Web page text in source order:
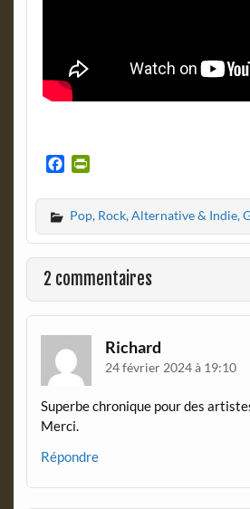
c
e
b
o
o
k
i
n
t
F
r
i
Pop, Rock, Alternative & Indie,
2 commentaires
Richard
24 février 2024 à 19:10
Superbe chronique pour des
Merci.
Répondre